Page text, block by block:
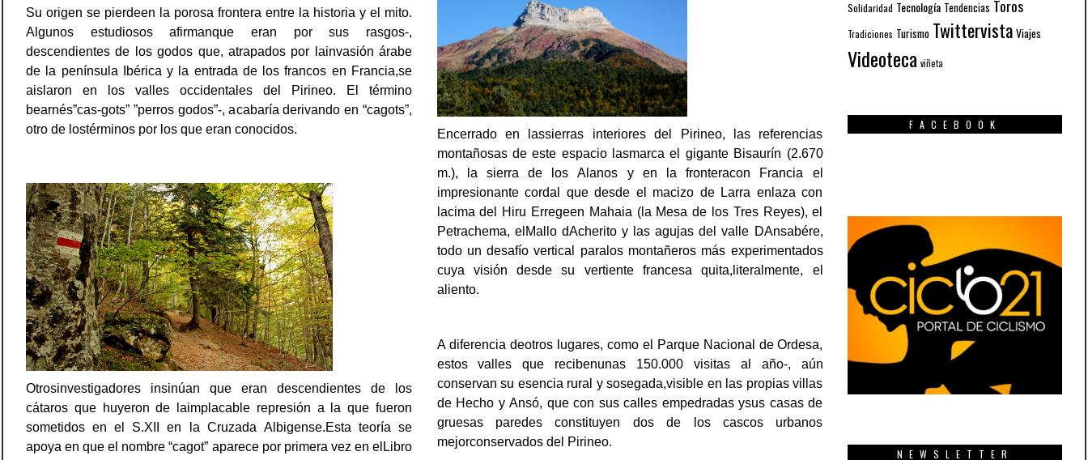
Su origen se pierdeen la porosa frontera entre la historia y el mito.
Algunos estudiosos afirmanque eran por sus rasgos-,
descendientes de los godos que, atrapados por lainvasión árabe
de la península Ibérica y la entrada de los francos en Francia,se
aislaron en los valles occidentales del Pirineo. El término
bearnés”cas-gots” ”perros godos”-, acabaría derivando en “cagots”,
otro de lostérminos por los que eran conocidos.
Otrosinvestigadores insinúan que eran descendientes de los
cátaros que huyeron de laimplacable represión a la que fueron
sometidos en el S.XII en la Cruzada Albigense.Esta teoría se
apoya en que el nombre “cagot” aparece por primera vez en elLibro
Encerrado en lassierras interiores del Pirineo, las referencias
montañosas de este espacio lasmarca el gigante Bisaurín (2.670
m.), la sierra de los Alanos y en la fronteracon Francia el
impresionante cordal que desde el macizo de Larra enlaza con
lacima del Hiru Erregeen Mahaia (la Mesa de los Tres Reyes), el
Petrachema, elMallo dAcherito y las agujas del valle DAnsabére,
todo un desafío vertical paralos montañeros más experimentados
cuya visión desde su vertiente francesa quita,literalmente, el
aliento.
A diferencia deotros lugares, como el Parque Nacional de Ordesa,
estos valles que recibenunas 150.000 visitas al año-, aún
conservan su esencia rural y sosegada,visible en las propias villas
de Hecho y Ansó, que con sus calles empedradas ysus casas de
gruesas paredes constituyen dos de los cascos urbanos
mejorconservados del Pirineo.
Solidaridad Tecnología Tendencias Toros
Tradiciones Turismo Twittervista Viajes
Videoteca viñeta
FACEBOOK
NEWSLETTER